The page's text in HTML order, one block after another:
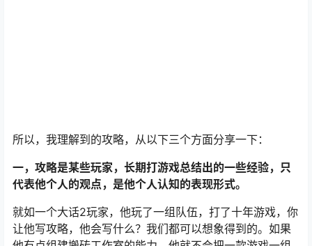
所以，我理解到的攻略，从以下三个方面分享一下：
一，攻略是某些玩家，长期打游戏总结出的一些经验，只
代表他个人的观点，是他个人认知的表现形式。
就如一个大话2玩家，他玩了一组队伍，打了十年游戏，你
让他写攻略，他会写什么？我们都可以想象得到的。 如果